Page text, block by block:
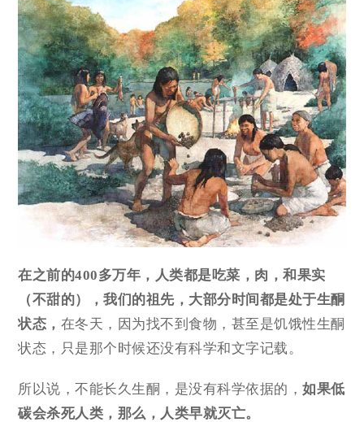
在之前的400多万年， 人类都是吃菜，肉，和果实
（不甜的）
，我们的祖先，大部分时间都是处于生酮
状态， 在冬天，因为找不到食物，甚至是饥饿性生酮
状态，只是那个时候还没有科学和文字记载。
所以说，不能长久生酮，是没有科学依据的，如果低
碳会杀死人类，那么，人类早就灭亡。